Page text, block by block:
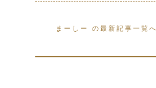
まーしー の最新記事一覧